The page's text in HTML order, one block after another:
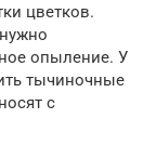
цветков.
опыление. У
тычиночные
с